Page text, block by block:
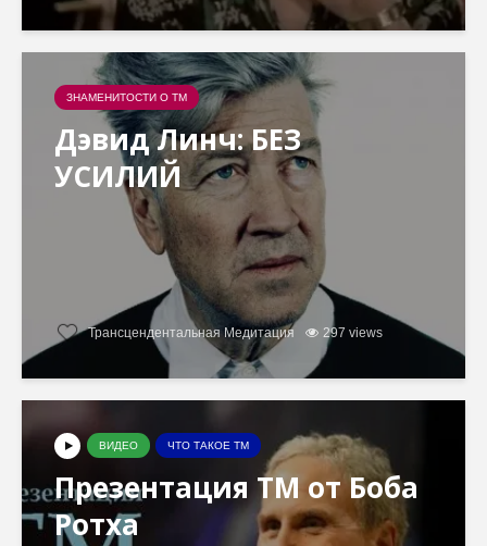
ЗНАМЕНИТОСТИ О ТМ
Дэвид Линч: БЕЗ
УСИЛИЙ
Трансцендентальная Медитация 297 views
ВИДЕО ЧТО ТАКОЕ ТМ
Презентация ТМ от Боба
Ротха